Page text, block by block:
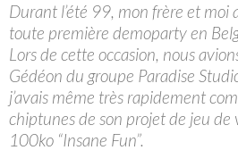
Durant l’été 99, mon frère et moi
toute première demoparty en
Lors de cette occasion, nous
Gédéon du groupe Paradise
j’avais même très rapidement
chiptunes de son projet de jeu
100ko “Insane Fun”.